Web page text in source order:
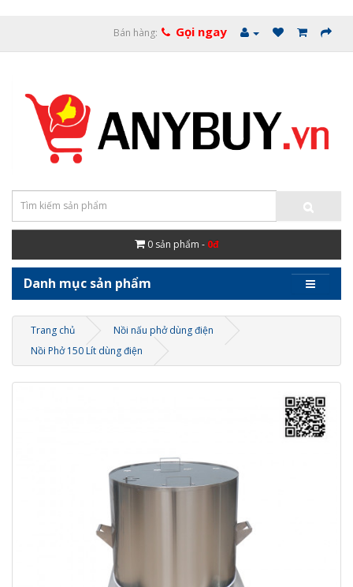
Bán hàng: Gọi ngay
0 sản phẩm - 0đ
Danh mục sản phẩm
Trang chủ
Nồi nấu phở dùng điện
Nồi Phở 150 Lít dùng điện